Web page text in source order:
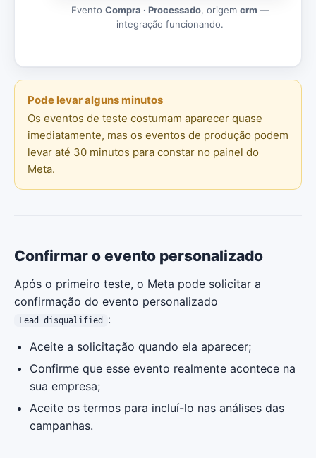
Evento Compra · Processado, origem crm —
integração funcionando.
Pode levar alguns minutos
Os eventos de teste costumam aparecer quase
imediatamente, mas os eventos de produção podem
levar até 30 minutos para constar no painel do
Meta.
Confirmar o evento personalizado
Após o primeiro teste, o Meta pode solicitar a
confirmação do evento personalizado
Lead_disqualified
:
Aceite a solicitação quando ela aparecer;
Confirme que esse evento realmente acontece na
sua empresa;
Aceite os termos para incluí-lo nas análises das
campanhas.